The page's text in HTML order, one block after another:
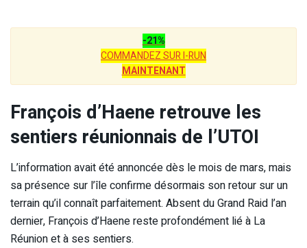
-21%
COMMANDEZ SUR I-RUN
MAINTENANT
François d’Haene retrouve les
sentiers réunionnais de l’UTOI
L’information avait été annoncée dès le mois de mars, mais
sa présence sur l’île confirme désormais son retour sur un
terrain qu’il connaît parfaitement. Absent du Grand Raid l’an
dernier, François d’Haene reste profondément lié à La
Réunion et à ses sentiers.